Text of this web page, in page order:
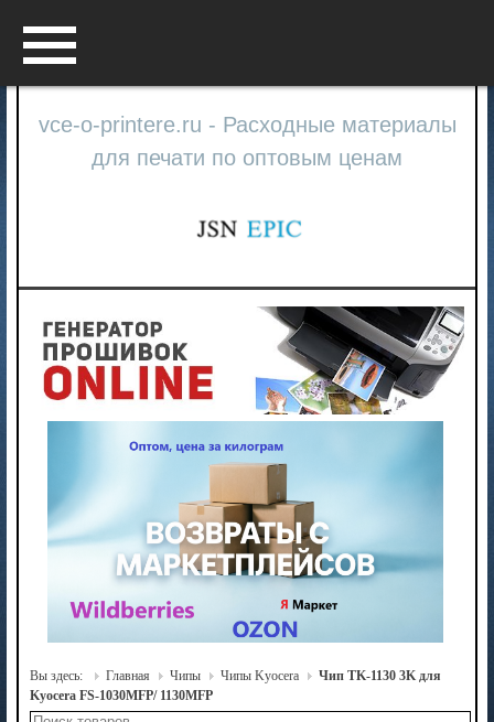
vce-o-printere.ru - Расходные материалы
для печати по оптовым ценам
Вы здесь: Главная Чипы Чипы Kyocera
Чип TK-1130 3K для
Kyocera FS-1030MFP/ 1130MFP